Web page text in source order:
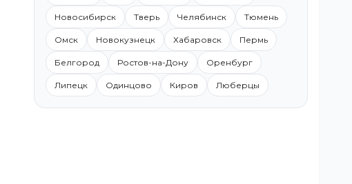
Новосибирск Тверь Челябинск Тюмень
Омск Новокузнецк Хабаровск Пермь
Белгород Ростов-на-Дону Оренбург
Липецк Одинцово Киров Люберцы